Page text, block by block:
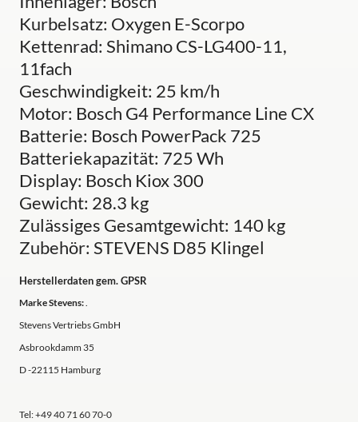
Kurbelsatz: Oxygen E-Scorpo
Kettenrad: Shimano CS-LG400-11,
11fach
Geschwindigkeit: 25 km/h
Motor: Bosch G4 Performance Line CX
Batterie: Bosch PowerPack 725
Batteriekapazität: 725 Wh
Display: Bosch Kiox 300
Gewicht: 28.3 kg
Zulässiges Gesamtgewicht: 140 kg
Zubehör: STEVENS D85 Klingel
Herstellerdaten gem. GPSR
Marke Stevens:.
Stevens Vertriebs GmbH
Asbrookdamm 35
D -22115 Hamburg
Tel: +49 40 71 60 70-0